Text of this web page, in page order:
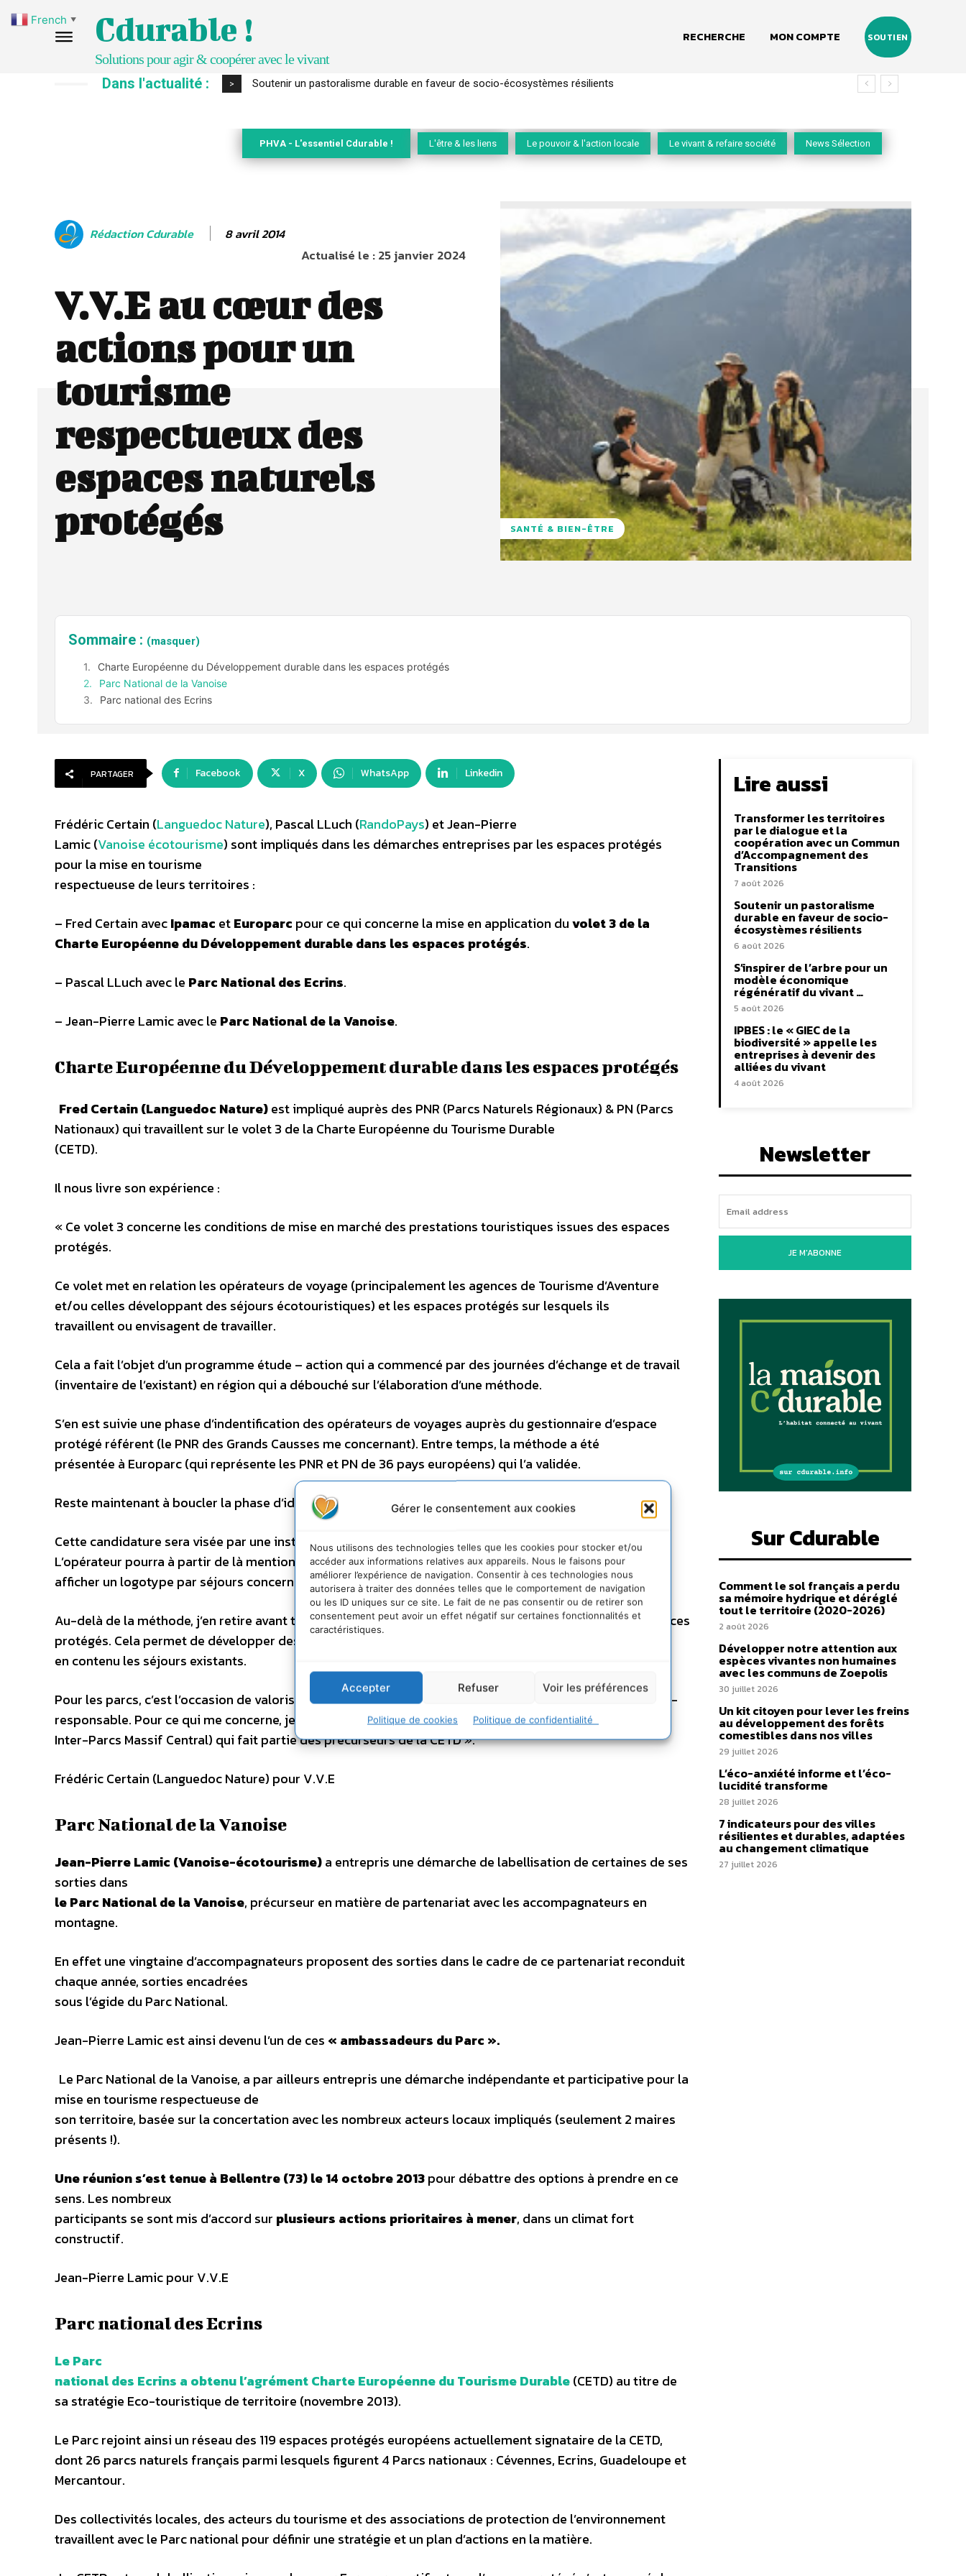
Gérer le consentement aux cookies
Nous utilisons des technologies telles que les cookies pour stocker et/ou
accéder aux informations relatives aux appareils. Nous le faisons pour
améliorer l’expérience de navigation. Consentir à ces technologies nous
autorisera à traiter des données telles que le comportement de navigation
ou les ID uniques sur ce site. Le fait de ne pas consentir ou de retirer son
consentement peut avoir un effet négatif sur certaines fonctionnalités et
caractéristiques.
Accepter Refuser Voir les préférences
Politique de cookies Politique de confidentialité
Cdurable !
Solutions pour agir & coopérer avec le vivant
RECHERCHE MON COMPTE SOUTIEN
Dans l'actualité : > S’inspirer de l’arbre pour un modèle économique régénératif du vivant …
PHVA - L'essentiel Cdurable ! L'être & les liens Le pouvoir & l'action locale Le vivant & refaire société News Sélection
Rédaction Cdurable 8 avril 2014
Actualisé le :25 janvier 2024
V.V.E au cœur des
actions pour un
tourisme
respectueux des
espaces naturels
protégés
SANTÉ & BIEN-ÊTRE
Sommaire : (masquer)
Charte Européenne du Développement durable dans les espaces protégés
Parc National de la Vanoise
Parc national des Ecrins
PARTAGER Facebook X WhatsApp Linkedin
Frédéric Certain (Languedoc Nature), Pascal LLuch (RandoPays) et Jean-Pierre
Lamic (Vanoise écotourisme) sont impliqués dans les démarches entreprises par les espaces protégés
pour la mise en tourisme
respectueuse de leurs territoires :
– Fred Certain avecIpamac etEuroparc pour ce qui concerne la mise en application duvolet 3 de la
Charte Européenne du Développement durable dans les espaces protégés.
– Pascal LLuch avec le Parc National des Ecrins.
– Jean-Pierre Lamic avec le Parc National de la Vanoise.
Charte Européenne du Développement durable dans les espaces protégés
Fred Certain (Languedoc Nature)est impliqué auprès des PNR (Parcs Naturels Régionaux) & PN (Parcs
Nationaux) qui travaillent sur le volet 3 de la Charte Européenne du Tourisme Durable
(CETD).
Il nous livre son expérience :
« Ce volet 3 concerne les conditions de mise en marché des prestations touristiques issues des espaces
protégés.
Ce volet met en relation les opérateurs de voyage (principalement les agences de Tourisme d’Aventure
et/ou celles développant des séjours écotouristiques) et les espaces protégés sur lesquels ils
travaillent ou envisagent de travailler.
Cela a fait l’objet d’un programme étude – action qui a commencé par des journées d’échange et de travail
(inventaire de l’existant) en région qui a débouché sur l’élaboration d’une méthode.
S’en est suivie une phase d’indentification des opérateurs de voyages auprès du gestionnaire d’espace
protégé référent (le PNR des Grands Causses me concernant). Entre temps, la méthode a été
présentée à Europarc (qui représente les PNR et PN de 36 pays européens) qui l’a validée.
Reste maintenant à boucler la phase d’identification, puis à présenter la candidature.
Cette candidature sera visée par une instance paritaire nationale et l’acceptation reviendra à Europarc.
L’opérateur pourra à partir de là mentionner qu’il est signataire de la CETD et pourra
afficher un logotype par séjours concernés.
Au-delà de la méthode, j’en retire avant tout un espace de dialogue intéressant avec les agents des espaces
protégés. Cela permet de développer des partenariats, des séjours tests et d’enrichir
en contenu les séjours existants.
Pour les parcs, c’est l’occasion de valoriser leur territoire en co-développant une activité touristique éco-
responsable. Pour ce qui me concerne, je suis en relation avec l’IPAMAC (association
Inter-Parcs Massif Central) qui fait partie des précurseurs de la CETD ».
Frédéric Certain (Languedoc Nature) pour V.V.E
Parc National de la Vanoise
Jean-Pierre Lamic (Vanoise-écotourisme)a entrepris une démarche de labellisation de certaines de ses
sorties dans
le Parc National de la Vanoise, précurseur en matière de partenariat avec les accompagnateurs en
montagne.
En effet une vingtaine d’accompagnateurs proposent des sorties dans le cadre de ce partenariat reconduit
chaque année, sorties encadrées
sous l’égide du Parc National.
Jean-Pierre Lamic est ainsi devenu l’un de ces « ambassadeurs du Parc ».
Le Parc National de la Vanoise, a par ailleurs entrepris une démarche indépendante et participative pour la
mise en tourisme respectueuse de
son territoire, basée sur la concertation avec les nombreux acteurs locaux impliqués (seulement 2 maires
présents !).
Une réunion s’est tenue à Bellentre (73) le 14 octobre 2013pour débattre des options à prendre en ce
sens. Les nombreux
participants se sont mis d’accord sur plusieurs actions prioritaires à mener, dans un climat fort
constructif.
Jean-Pierre Lamic pour V.V.E
Parc national des Ecrins
Le Parc
national des Ecrins a obtenu l’agrément Charte Européenne du Tourisme Durable(CETD) au titre de
sa stratégie Eco-touristique de territoire (novembre 2013).
Le Parc rejoint ainsi un réseau des 119 espaces protégés européens actuellement signataire de la CETD,
dont 26 parcs naturels français parmi lesquels figurent 4 Parcs nationaux : Cévennes, Ecrins, Guadeloupe et
Mercantour.
Des collectivités locales, des acteurs du tourisme et des associations de protection de l’environnement
travaillent avec le Parc national pour définir une stratégie et un plan d’actions en la matière.
Lire aussi
Transformer les territoires
par le dialogue et la
coopération avec un Commun
d’Accompagnement des
Transitions
7 août 2026
Soutenir un pastoralisme
durable en faveur de socio-
écosystèmes résilients
6 août 2026
S’inspirer de l’arbre pour un
modèle économique
régénératif du vivant …
5 août 2026
IPBES : le « GIEC de la
biodiversité » appelle les
entreprises à devenir des
alliées du vivant
4 août 2026
Newsletter
JE M'ABONNE
Sur Cdurable
Comment le sol français a perdu
sa mémoire hydrique et déréglé
tout le territoire (2020-2026)
2 août 2026
Développer notre attention aux
espèces vivantes non humaines
avec les communs de Zoepolis
30 juillet 2026
Un kit citoyen pour lever les freins
au développement des forêts
comestibles dans nos villes
29 juillet 2026
L’éco-anxiété informe et l’éco-
lucidité transforme
28 juillet 2026
7 indicateurs pour des villes
résilientes et durables, adaptées
au changement climatique
27 juillet 2026
French ▼